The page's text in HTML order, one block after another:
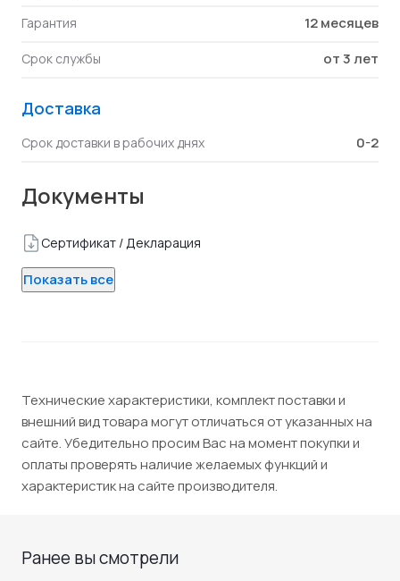
Гарантия 12 месяцев
Срок службы от 3 лет
Доставка
Срок доставки в рабочих днях 0-2
Документы
Сертификат / Декларация
Показать все
Технические характеристики, комплект поставки и
внешний вид товара могут отличаться от указанных на
сайте. Убедительно просим Вас на момент покупки и
оплаты проверять наличие желаемых функций и
характеристик на сайте производителя.
Ранее вы смотрели